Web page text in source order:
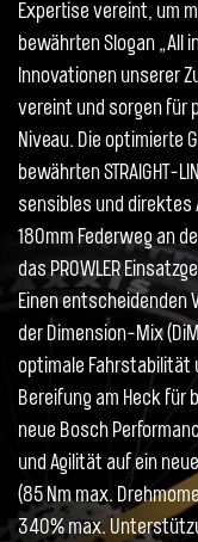
Expertise vereint, um
bewährten Slogan „All
Innovationen unserer
vereint und sorgen für
Niveau. Die optimierte
bewährten STRAIGHT-
sensibles und direktes
180mm Federweg an
das PROWLER
Einen entscheidenden
der Dimension-Mix
optimale Fahrstabilität
Bereifung am Heck für
neue Bosch
und Agilität auf ein
(85 Nm max.
340% max.